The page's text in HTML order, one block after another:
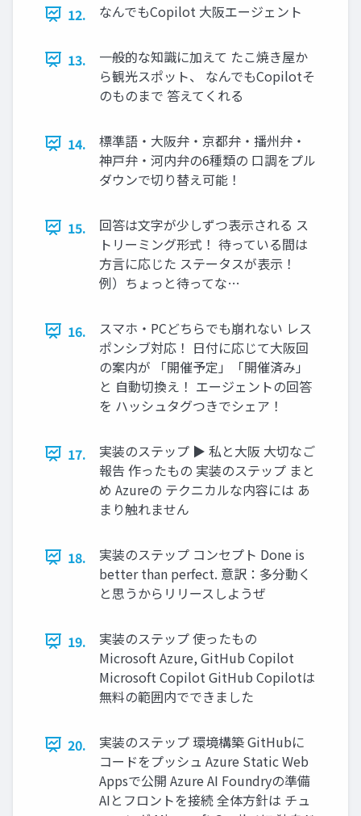
12. なんでもCopilot 大阪エージェント
13.
一般的な知識に加えて たこ焼き屋か
ら観光スポット、 なんでもCopilotそ
のものまで 答えてくれる
14.
標準語・大阪弁・京都弁・播州弁・
神戸弁・河内弁の6種類の 口調をプル
ダウンで切り替え可能！
15.
回答は文字が少しずつ表示される ス
トリーミング形式！ 待っている間は
方言に応じた ステータスが表示！
例）ちょっと待ってな…
16.
スマホ・PCどちらでも崩れない レス
ポンシブ対応！ 日付に応じて大阪回
の案内が 「開催予定」「開催済み」
と 自動切換え！ エージェントの回答
を ハッシュタグつきでシェア！
17.
実装のステップ ▶ 私と大阪 大切なご
報告 作ったもの 実装のステップ まと
め Azureの テクニカルな内容には あ
まり触れません
18.
実装のステップ コンセプト Done is
better than perfect. 意訳：多分動く
と思うからリリースしようぜ
19.
実装のステップ 使ったもの
Microsoft Azure, GitHub Copilot
Microsoft Copilot GitHub Copilotは
無料の範囲内でできました
20.
実装のステップ 環境構築 GitHubに
コードをプッシュ Azure Static Web
Appsで公開 Azure AI Foundryの準備
AIとフロントを接続 全体方針は チュ